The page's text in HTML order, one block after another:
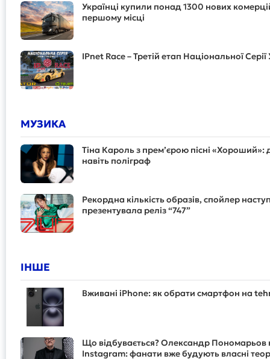
Українці купили понад 1300 нових
першому місці
IPnet Race – Третій етап Національної
МУЗИКА
Тіна Кароль з прем’єрою пісні
навіть поліграф
Рекордна кількість образів, спойлер
презентувала реліз “747”
ІНШЕ
Вживані iPhone: як обрати смартфон на
Що відбувається? Олександр Пономарьов
Instagram: фанати вже будують власні